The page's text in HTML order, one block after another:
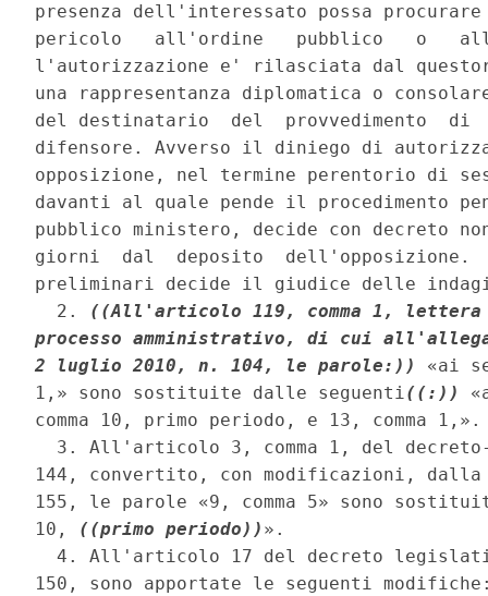
presenza dell'interessato possa
pericolo   all'ordine   pubblico   o
l'autorizzazione e' rilasciata dal
una rappresentanza diplomatica o
del destinatario  del  provvedimento  di
difensore. Avverso il diniego di
opposizione, nel termine perentorio di
davanti al quale pende il
pubblico ministero, decide con decreto
giorni  dal  deposito  dell'opposizione.
preliminari decide il giudice delle
  2.
((All'articolo 119, comma 1,
processo amministrativo, di cui
2 luglio 2010, n. 104, le parole:))
«ai
1,» sono sostituite dalle seguenti((:))
comma 10, primo periodo, e 13, comma
3. All'articolo 3, comma 1, del
144, convertito, con modificazioni,
155, le parole «9, comma 5» sono
10, ((primo periodo)) ».
4. All'articolo 17 del decreto
150, sono apportate le seguenti